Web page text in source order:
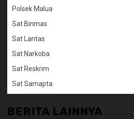
Polsek Malua
Sat Binmas
Sat Lantas
Sat Narkoba
Sat Reskrim
Sat Samapta
BERITA LAINNYA